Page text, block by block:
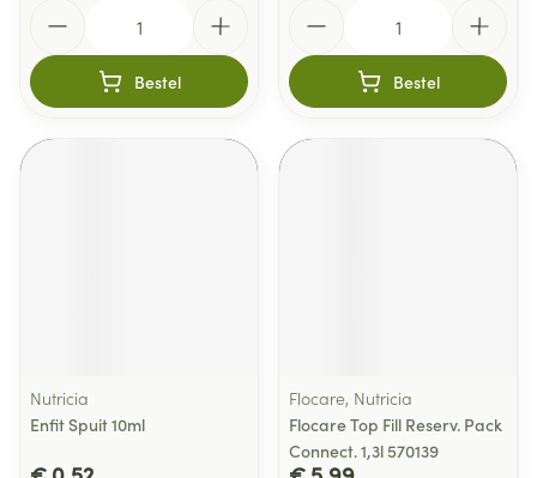
Bestel Bestel
Nutricia
Enfit Spuit 10ml
Flocare, Nutricia
Flocare Top Fill Reserv. Pack
Connect. 1,3l 570139